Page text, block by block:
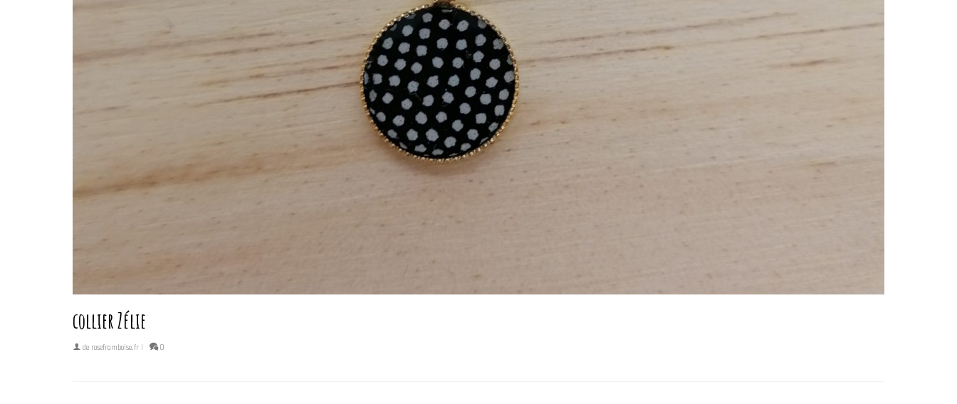
collier Zélie
de roseframboise.fr | 0